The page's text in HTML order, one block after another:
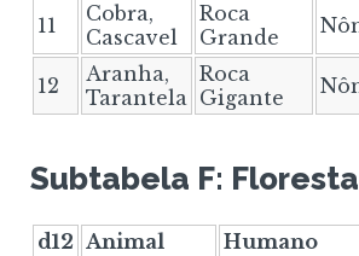
11
Cobra,
Cascavel
Roca
Grande
12
Aranha,
Tarantela
Roca
Gigante
Subtabela F: Floresta
d12 Animal Humano